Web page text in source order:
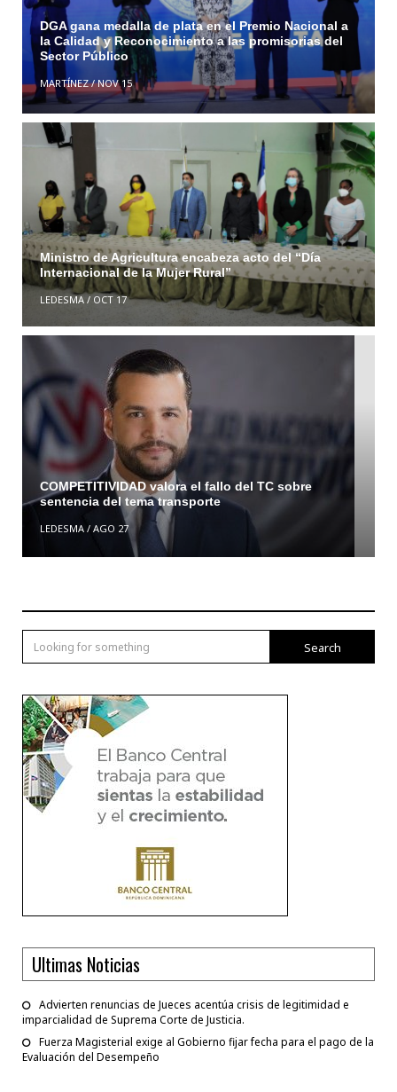
DGA gana medalla de plata en el Premio Nacional a
la Calidad y Reconocimiento a las promisorias del
Sector Público
MARTÍNEZ/NOV 15
Ministro de Agricultura encabeza acto del “Día
Internacional de la Mujer Rural”
LEDESMA/ OCT 17
COMPETITIVIDAD valora el fallo del TC sobre
sentencia del tema transporte
LEDESMA/ AGO 27
Search
Ultimas Noticias
Advierten renuncias de Jueces acentúa crisis de legitimidad e
imparcialidad de Suprema Corte de Justicia.
Fuerza Magisterial exige al Gobierno fijar fecha para el pago de la
Evaluación del Desempeño